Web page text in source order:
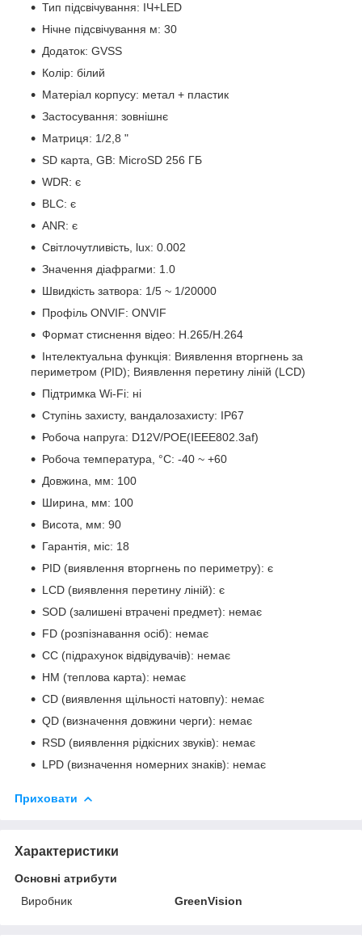
Тип підсвічування: ІЧ+LED
Нічне підсвічування м: 30
Додаток: GVSS
Колір: білий
Матеріал корпусу: метал + пластик
Застосування: зовнішнє
Матриця: 1/2,8 "
SD карта, GB: MicroSD 256 ГБ
WDR: є
BLC: є
ANR: є
Світлочутливість, lux: 0.002
Значення діафрагми: 1.0
Швидкість затвора: 1/5 ~ 1/20000
Профіль ONVIF: ONVIF
Формат стиснення відео: H.265/H.264
Інтелектуальна функція: Виявлення вторгнень за
периметром (PID); Виявлення перетину ліній (LCD)
Підтримка Wi-Fi: ні
Ступінь захисту, вандалозахисту: IP67
Робоча напруга: D12V/POE(IEEE802.3af)
Робоча температура, °C: -40 ~ +60
Довжина, мм: 100
Ширина, мм: 100
Висота, мм: 90
Гарантія, міс: 18
PID (виявлення вторгнень по периметру): є
LCD (виявлення перетину ліній): є
SOD (залишені втрачені предмет): немає
FD (розпізнавання осіб): немає
CC (підрахунок відвідувачів): немає
HM (теплова карта): немає
CD (виявлення щільності натовпу): немає
QD (визначення довжини черги): немає
RSD (виявлення рідкісних звуків): немає
LPD (визначення номерних знаків): немає
Приховати
Характеристики
Основні атрибути
Виробник
GreenVision